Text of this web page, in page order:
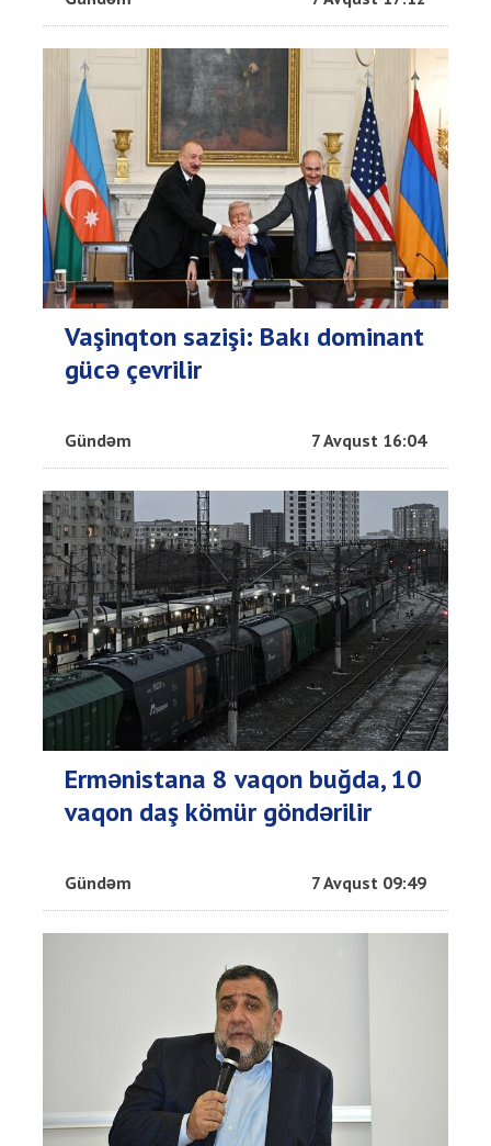
Vaşinqton sazişi: Bakı dominant
gücə çevrilir
Gündəm 7 Avqust 16:04
Ermənistana 8 vaqon buğda, 10
vaqon daş kömür göndərilir
Gündəm 7 Avqust 09:49